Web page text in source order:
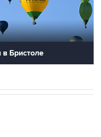
Бристоле